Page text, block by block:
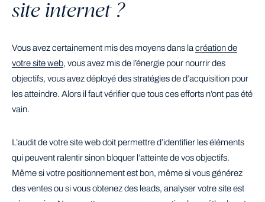
site internet ?
Vous avez certainement mis des moyens dans la création de
votre site web, vous avez mis de l’énergie pour nourrir des
objectifs, vous avez déployé des stratégies de d’acquisition pour
les atteindre. Alors il faut vérifier que tous ces efforts n’ont pas été
vain.
L’audit de votre site web doit permettre d’identifier les éléments
qui peuvent ralentir sinon bloquer l’atteinte de vos objectifs.
Même si votre positionnement est bon, même si vous générez
des ventes ou si vous obtenez des leads, analyser votre site est